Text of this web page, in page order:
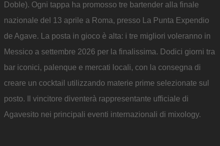
Doble). Ogni tappa ha promosso tre bartender alla finale
nazionale del 13 aprile a Roma, presso La Punta Expendio
de Agave. La posta in gioco è alta: i tre migliori voleranno in
Messico a settembre 2026 per la finalissima. Dodici giorni tra
bar iconici, palenque e mercati locali, con la consegna di
creare un cocktail utilizzando materie prime selezionate sul
posto. Il vincitore diventerà rappresentante ufficiale di
Agavesito nei principali eventi internazionali di mixology.